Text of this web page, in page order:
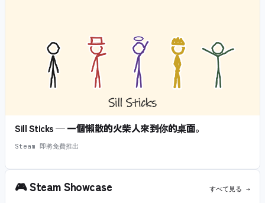
Sill Sticks — 一個懶散的火柴人來到你的桌面。
Steam 即將免費推出
🎮Steam Showcase すべて見る →